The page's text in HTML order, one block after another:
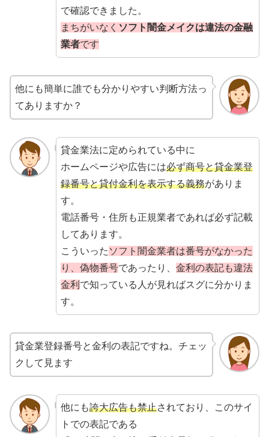
で確認できました。
まちがいなく ソフト闇金メイクは違法の金融
業者です
他にも簡単に誰でも分かりやすい判断方法っ
てありますか？
貸金業法に定められている中に
ホームページや広告には必ず商号と貸金業登
録番号と貸付金利を表示する義務がありま
す。
電話番号・住所も正規業者であれば必ず記載
してあります。
こういった ソフト闇金業者は番号がなかった
り、偽物番号であったり、 金利の表記も違法
金利 で知っている人が見ればスグに分かりま
す。
貸金業登録番号と金利の表記ですね。チェッ
クして見ます
他にも誇大広告も禁止されており、このサイ
トでの表記である